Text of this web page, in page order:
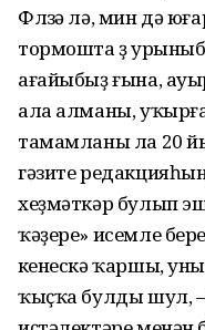
Флүзә лә, мин дә
тормошта үҙ
ағайы­быҙ ғына,
ала алманы,
тамамланы ла 20
гәзите
хеҙмәткәр булып
ҡәҙере» исемле
үкенескә ҡаршы,
ҡыҫҡа булды шул,